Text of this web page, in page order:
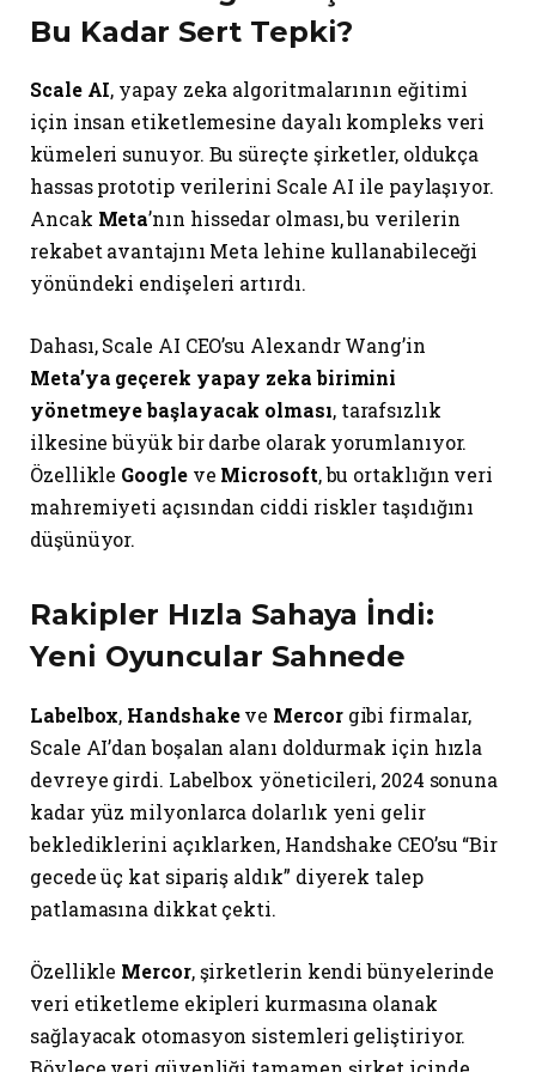
Bu Kadar Sert Tepki?
Scale AI, yapay zeka algoritmalarının eğitimi
için insan etiketlemesine dayalı kompleks veri
kümeleri sunuyor. Bu süreçte şirketler, oldukça
hassas prototip verilerini Scale AI ile paylaşıyor.
Ancak Meta’nın hissedar olması, bu verilerin
rekabet avantajını Meta lehine kullanabileceği
yönündeki endişeleri artırdı.
Dahası, Scale AI CEO’su Alexandr Wang’in
Meta’ya geçerek yapay zeka birimini
yönetmeye başlayacak olması, tarafsızlık
ilkesine büyük bir darbe olarak yorumlanıyor.
Özellikle Googleve Microsoft, bu ortaklığın veri
mahremiyeti açısından ciddi riskler taşıdığını
düşünüyor.
Rakipler Hızla Sahaya İndi:
Yeni Oyuncular Sahnede
Labelbox, Handshakeve Mercorgibi firmalar,
Scale AI’dan boşalan alanı doldurmak için hızla
devreye girdi. Labelbox yöneticileri, 2024 sonuna
kadar yüz milyonlarca dolarlık yeni gelir
beklediklerini açıklarken, Handshake CEO’su “Bir
gecede üç kat sipariş aldık” diyerek talep
patlamasına dikkat çekti.
Özellikle Mercor, şirketlerin kendi bünyelerinde
veri etiketleme ekipleri kurmasına olanak
sağlayacak otomasyon sistemleri geliştiriyor.